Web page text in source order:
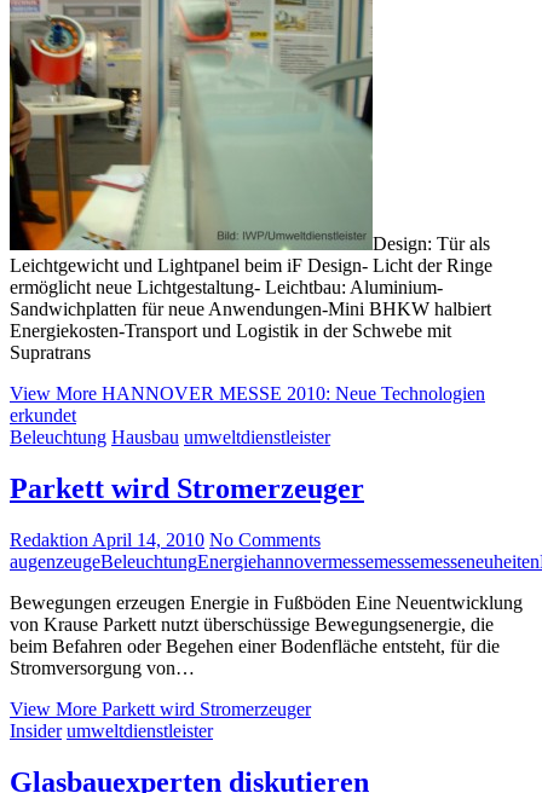
Design: Tür als
Leichtgewicht und Lightpanel beim iF Design- Licht der Ringe
ermöglicht neue Lichtgestaltung- Leichtbau: Aluminium-
Sandwichplatten für neue Anwendungen-Mini BHKW halbiert
Energiekosten-Transport und Logistik in der Schwebe mit
Supratrans
View More HANNOVER MESSE 2010: Neue Technologien
erkundet
Beleuchtung Hausbau umweltdienstleister
Parkett wird Stromerzeuger
Redaktion April 14, 2010 No Comments
augenzeugeBeleuchtungEnergiehannovermessemessemesseneuheiten
Bewegungen erzeugen Energie in Fußböden Eine Neuentwicklung
von Krause Parkett nutzt überschüssige Bewegungsenergie, die
beim Befahren oder Begehen einer Bodenfläche entsteht, für die
Stromversorgung von…
View More Parkett wird Stromerzeuger
Insider umweltdienstleister
Glasbauexperten diskutieren